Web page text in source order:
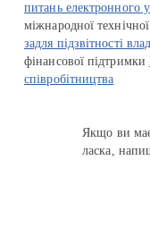
питань електронного
міжнародної
задля підзвітності
фінансової підтримки
співробітництва
Якщо ви
ласка,